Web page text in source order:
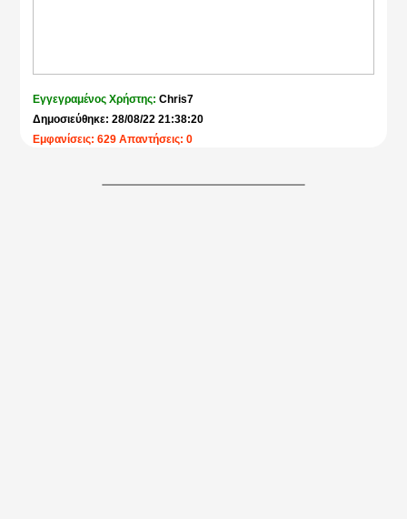
Εγγεγραμένος Χρήστης:Chris7
Δημοσιεύθηκε: 28/08/22 21:38:20
Εμφανίσεις: 629 Απαντήσεις: 0